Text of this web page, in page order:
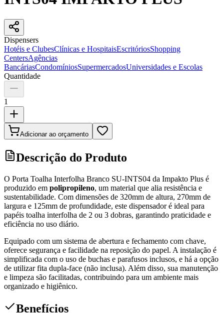
Dispensers
Hotéis e ClubesClínicas e HospitaisEscritóriosShopping
CentersAgências
BancáriasCondomíniosSupermercadosUniversidades e Escolas
Quantidade
1
Adicionar ao orçamento
Descrição do Produto
O Porta Toalha Interfolha Branco SU-INTS04 da Impakto Plus é
produzido em polipropileno, um material que alia resistência e
sustentabilidade. Com dimensões de 320mm de altura, 270mm de
largura e 125mm de profundidade, este dispensador é ideal para
papéis toalha interfolha de 2 ou 3 dobras, garantindo praticidade e
eficiência no uso diário.
Equipado com um sistema de abertura e fechamento com chave,
oferece segurança e facilidade na reposição do papel. A instalação é
simplificada com o uso de buchas e parafusos inclusos, e há a opção
de utilizar fita dupla-face (não inclusa). Além disso, sua manutenção
e limpeza são facilitadas, contribuindo para um ambiente mais
organizado e higiênico.
Benefícios